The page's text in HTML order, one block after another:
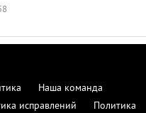
Наша команда
исправлений
Политика